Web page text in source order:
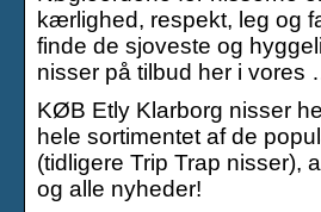
kærlighed, respekt, leg og
finde de sjoveste og
nisser på tilbud her i vores
KØB Etly Klarborg nisser
hele sortimentet af de
(tidligere Trip Trap nisser),
og alle nyheder!